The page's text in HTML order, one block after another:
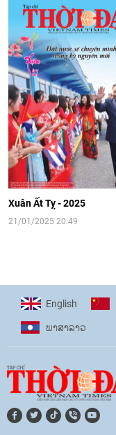
08:02 | 13/06/2026
14:41|12/06/2026
16:58|10/06/2026
17:07|09/06/2026
11:01 |09/06/2026
Xuân Ất Tỵ - 2025
21/01/2025 20:49
English
ພາ​ສາ​ລາວ